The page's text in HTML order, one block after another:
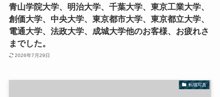
青山学院大学、明治大学、千葉大学、東京工業大学、
創価大学、中央大学、東京都市大学、東京都立大学、
電通大学、法政大学、成城大学他のお客様、お疲れさ
までした。
2026年7月29日
転職写真